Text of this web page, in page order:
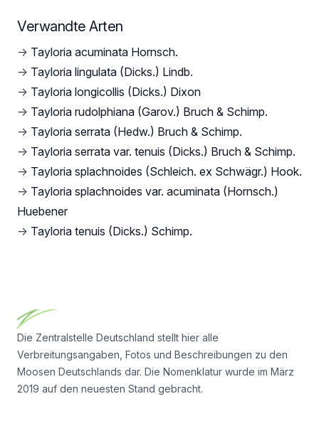
Verwandte Arten
→ Tayloria acuminata Hornsch.
→ Tayloria lingulata (Dicks.) Lindb.
→ Tayloria longicollis (Dicks.) Dixon
→ Tayloria rudolphiana (Garov.) Bruch & Schimp.
→ Tayloria serrata (Hedw.) Bruch & Schimp.
→ Tayloria serrata var. tenuis (Dicks.) Bruch & Schimp.
→ Tayloria splachnoides (Schleich. ex Schwägr.) Hook.
→ Tayloria splachnoides var. acuminata (Hornsch.)
Huebener
→ Tayloria tenuis (Dicks.) Schimp.
Die Zentralstelle Deutschland stellt hier alle
Verbreitungsangaben, Fotos und Beschreibungen zu den
Moosen Deutschlands dar. Die Nomenklatur wurde im März
2019 auf den neuesten Stand gebracht.